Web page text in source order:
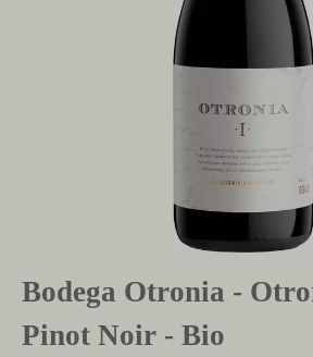
Bodega Otronia -
Pinot Noir - Bio